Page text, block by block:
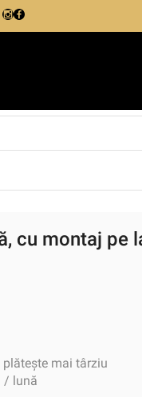
cu montaj pe
plătește mai târziu
/ lună